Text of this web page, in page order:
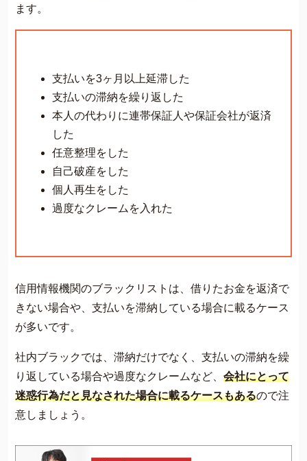
ます。
支払いを3ヶ月以上延滞した
支払いの滞納を繰り返した
本人の代わりに連帯保証人や保証会社が返済
した
任意整理をした
自己破産をした
個人再生をした
過度なクレームを入れた
信用情報機関のブラックリストは、借りたお金を返済で
きない場合や、支払いを滞納している場合に載るケース
が多いです。
社内ブラックでは、滞納だけでなく、支払いの滞納を繰
り返している場合や過度なクレームなど、 会社にとって
迷惑行為だと見なされた場合に載るケースもあるので注
意しましょう。